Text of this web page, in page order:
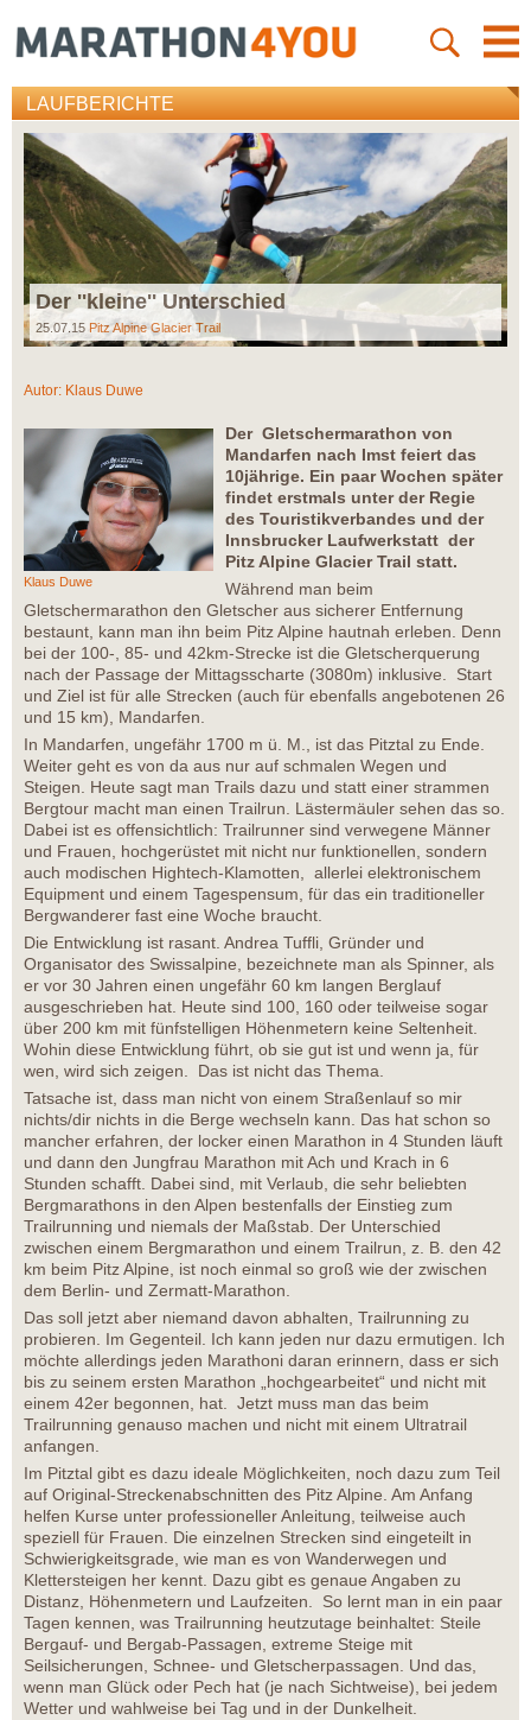
LAUFBERICHTE
Der ''kleine'' Unterschied
25.07.15 Pitz Alpine Glacier Trail
Autor: Klaus Duwe
Klaus Duwe
Der Gletschermarathon von
Mandarfen nach Imst feiert das
10jährige. Ein paar Wochen später
findet erstmals unter der Regie
des Touristikverbandes und der
Innsbrucker Laufwerkstatt der
Pitz Alpine Glacier Trail statt.
Während man beim
Gletschermarathon den Gletscher aus sicherer Entfernung
bestaunt, kann man ihn beim Pitz Alpine hautnah erleben. Denn
bei der 100-, 85- und 42km-Strecke ist die Gletscherquerung
nach der Passage der Mittagsscharte (3080m) inklusive. Start
und Ziel ist für alle Strecken (auch für ebenfalls angebotenen 26
und 15 km), Mandarfen.
In Mandarfen, ungefähr 1700 m ü. M., ist das Pitztal zu Ende.
Weiter geht es von da aus nur auf schmalen Wegen und
Steigen. Heute sagt man Trails dazu und statt einer strammen
Bergtour macht man einen Trailrun. Lästermäuler sehen das so.
Dabei ist es offensichtlich: Trailrunner sind verwegene Männer
und Frauen, hochgerüstet mit nicht nur funktionellen, sondern
auch modischen Hightech-Klamotten, allerlei elektronischem
Equipment und einem Tagespensum, für das ein traditioneller
Bergwanderer fast eine Woche braucht.
Die Entwicklung ist rasant. Andrea Tuffli, Gründer und
Organisator des Swissalpine, bezeichnete man als Spinner, als
er vor 30 Jahren einen ungefähr 60 km langen Berglauf
ausgeschrieben hat. Heute sind 100, 160 oder teilweise sogar
über 200 km mit fünfstelligen Höhenmetern keine Seltenheit.
Wohin diese Entwicklung führt, ob sie gut ist und wenn ja, für
wen, wird sich zeigen. Das ist nicht das Thema.
Tatsache ist, dass man nicht von einem Straßenlauf so mir
nichts/dir nichts in die Berge wechseln kann. Das hat schon so
mancher erfahren, der locker einen Marathon in 4 Stunden läuft
und dann den Jungfrau Marathon mit Ach und Krach in 6
Stunden schafft. Dabei sind, mit Verlaub, die sehr beliebten
Bergmarathons in den Alpen bestenfalls der Einstieg zum
Trailrunning und niemals der Maßstab. Der Unterschied
zwischen einem Bergmarathon und einem Trailrun, z. B. den 42
km beim Pitz Alpine, ist noch einmal so groß wie der zwischen
dem Berlin- und Zermatt-Marathon.
Das soll jetzt aber niemand davon abhalten, Trailrunning zu
probieren. Im Gegenteil. Ich kann jeden nur dazu ermutigen. Ich
möchte allerdings jeden Marathoni daran erinnern, dass er sich
bis zu seinem ersten Marathon „hochgearbeitet“ und nicht mit
einem 42er begonnen, hat. Jetzt muss man das beim
Trailrunning genauso machen und nicht mit einem Ultratrail
anfangen.
Im Pitztal gibt es dazu ideale Möglichkeiten, noch dazu zum Teil
auf Original-Streckenabschnitten des Pitz Alpine. Am Anfang
helfen Kurse unter professioneller Anleitung, teilweise auch
speziell für Frauen. Die einzelnen Strecken sind eingeteilt in
Schwierigkeitsgrade, wie man es von Wanderwegen und
Klettersteigen her kennt. Dazu gibt es genaue Angaben zu
Distanz, Höhenmetern und Laufzeiten. So lernt man in ein paar
Tagen kennen, was Trailrunning heutzutage beinhaltet: Steile
Bergauf- und Bergab-Passagen, extreme Steige mit
Seilsicherungen, Schnee- und Gletscherpassagen. Und das,
wenn man Glück oder Pech hat (je nach Sichtweise), bei jedem
Wetter und wahlweise bei Tag und in der Dunkelheit.